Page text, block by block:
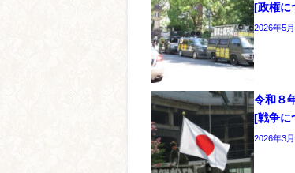
[政権に
2026年5
令和８
[戦争に
2026年3